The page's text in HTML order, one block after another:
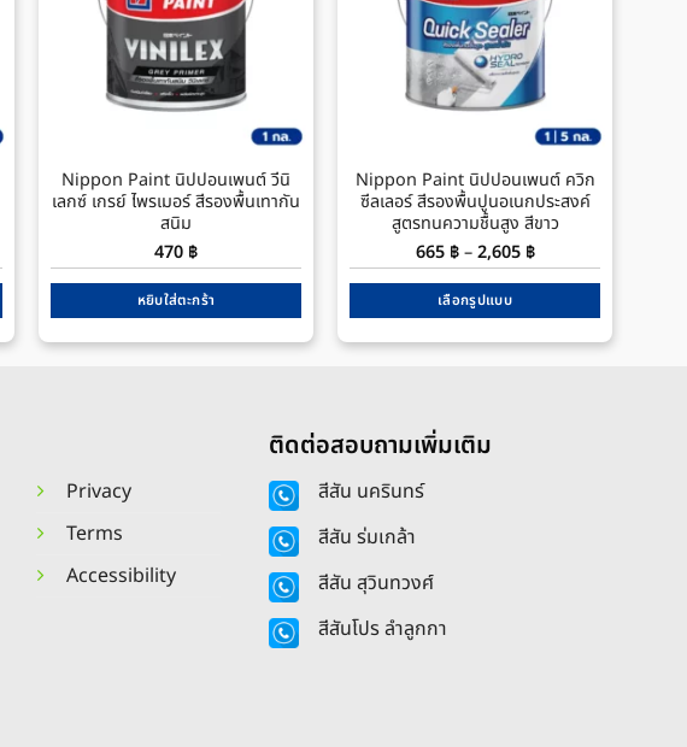
Nippon Paint นิปปอนเพนต์ วีนิ
เลกซ์ เกรย์ ไพรเมอร์ สีรองพื้นเทากัน
สนิม
470 ฿
หยิบใส่ตะกร้า
Nippon Paint นิปปอนเพนต์ ควิก
ซีลเลอร์ สีรองพื้นปูนอเนกประสงค์
สูตรทนความชื้นสูง สีขาว
665 ฿ – 2,605 ฿Price
range:
665 ฿
2,605 ฿
เลือกรูปแบบ
variants.
Privacy
Terms
Accessibility
ติดต่อสอบถามเพิ่มเติม
สีสัน นครินทร์
สีสัน ร่มเกล้า
สีสัน สุวินทวงศ์
สีสันโปร ลำลูกกา